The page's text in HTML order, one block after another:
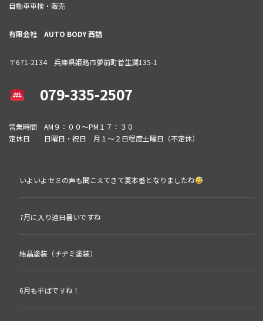
自動車車検・販売
有限会社 AUTO BODY 西詰
〒671-2134 兵庫県姫路市夢前町菅生澗135-1
079-335-2507
営業時間 AM９：００～PM１７：３０
定休日 日曜日・祝日 月１～２日程度土曜日（不定休）
いよいよセミの声も聞こえてきて夏本番となりましたね
7月に入り連日暑いですね
結晶塗装（チヂミ塗装）
6月も半ばですね！